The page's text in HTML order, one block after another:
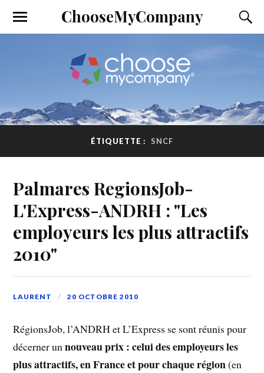
ChooseMyCompany
ÉTIQUETTE : SNCF
Palmares RegionsJob-
L'Express-ANDRH : "Les
employeurs les plus attractifs
2010"
LAURENT 20 OCTOBRE 2010
RégionsJob, l’ANDRH et L’Express se sont réunis pour
décerner unnouveau prix : celui des employeurs les
plus attractifs, en France et pour chaque région(en